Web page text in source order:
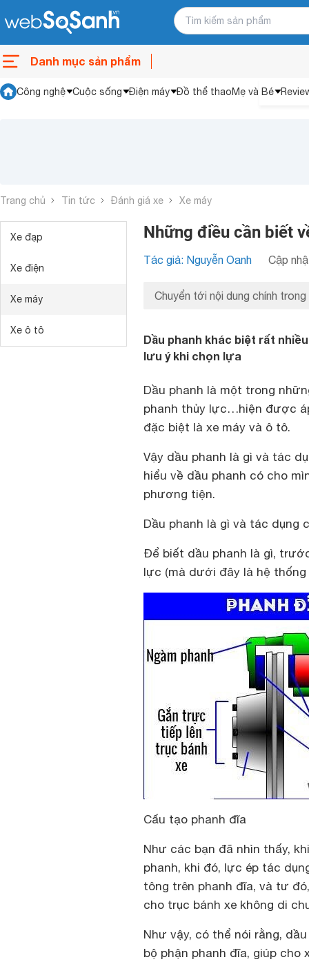
Danh mục sản phẩm
Công nghệ Cuộc sống Điện máy Đồ thể thaoMẹ và Bé
Trang chủ Tin tức Đánh giá xe Xe máy
Xe đạp
Xe điện
Xe máy
Xe ô tô
Những điều cần biết
Tác giả: Nguyễn Oanh Cập
Chuyển tới nội dung chính trong
Dầu phanh khác biệt rất
lưu ý khi chọn lựa
Dầu phanh là một trong
phanh thủy lực…hiện được
đặc biệt là xe máy và ô tô.
Vậy dầu phanh là gì và tác
hiểu về dầu phanh có cho
phương tiện.
Dầu phanh là gì và tác dụng
Để biết dầu phanh là gì,
lực (mà dưới đây là hệ
Cấu tạo phanh đĩa
Như các bạn đã nhìn thấy,
phanh, khi đó, lực ép tác
tông trên phanh đĩa, và tư
cho trục bánh xe không di
Như vậy, có thể nói rằng,
bộ phận phanh đĩa, giúp cho